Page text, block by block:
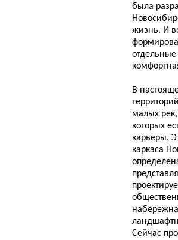
была
жизнь. И
В
малых
которых
карьеры.
каркаса
Сейчас